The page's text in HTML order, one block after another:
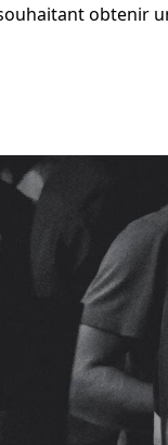
obtenir